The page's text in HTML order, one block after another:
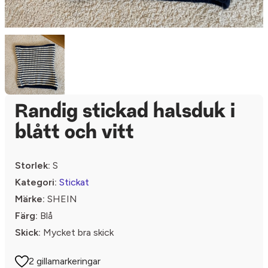
Randig stickad halsduk i
blått och vitt
Storlek: S
Kategori: Stickat
Märke: SHEIN
Färg: Blå
Skick: Mycket bra skick
2 gillamarkeringar